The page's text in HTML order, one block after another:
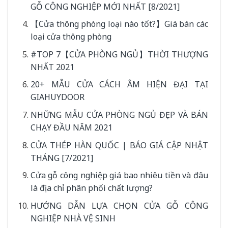
GỖ CÔNG NGHIỆP MỚI NHẤT [8/2021]
【Cửa thông phòng loại nào tốt?】Giá bán các
loại cửa thông phòng
#TOP 7【CỬA PHÒNG NGỦ】THỜI THƯỢNG
NHẤT 2021
20+ MẪU CỬA CÁCH ÂM HIỆN ĐẠI TẠI
GIAHUYDOOR
NHỮNG MẪU CỬA PHÒNG NGỦ ĐẸP VÀ BÁN
CHẠY ĐẦU NĂM 2021
CỬA THÉP HÀN QUỐC | BÁO GIÁ CẬP NHẬT
THÁNG [7/2021]
Cửa gỗ công nghiệp giá bao nhiêu tiền và đâu
là địa chỉ phân phối chất lượng?
HƯỚNG DẪN LỰA CHỌN CỬA GỖ CÔNG
NGHIỆP NHÀ VỆ SINH